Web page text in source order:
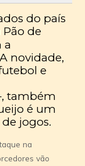
do país
de
a
novidade,
e
também
é um
jogos.
na
vão